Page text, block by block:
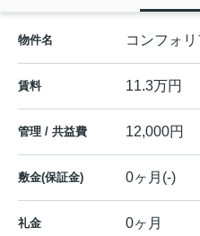
物件名 コンフォ
賃料 11.3万円
管理 / 共益費 12,000円
敷金(保証金) 0ヶ月(-)
礼金 0ヶ月